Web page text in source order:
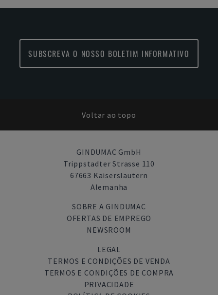
SUBSCREVA O NOSSO BOLETIM INFORMATIVO
Voltar ao topo
GINDUMAC GmbH
Trippstadter Strasse 110
67663 Kaiserslautern
Alemanha
SOBRE A GINDUMAC
OFERTAS DE EMPREGO
NEWSROOM
LEGAL
TERMOS E CONDIÇÕES DE VENDA
TERMOS E CONDIÇÕES DE COMPRA
PRIVACIDADE